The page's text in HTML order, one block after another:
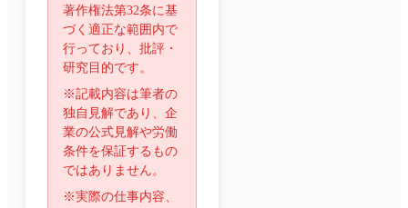
著作権法第32条に基
づく適正な範囲内で
行っており、批評・
研究目的です。
※記載内容は筆者の
独自見解であり、企
業の公式見解や労働
条件を保証するもの
ではありません。
※実際の仕事内容、